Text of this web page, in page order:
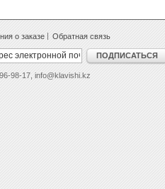
о заказе Обратная связь
ПОДПИСАТЬСЯ
98-17, info@klavishi.kz